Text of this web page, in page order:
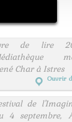
de lire
Char à Istres
Ouvrir
de
4 septembre,